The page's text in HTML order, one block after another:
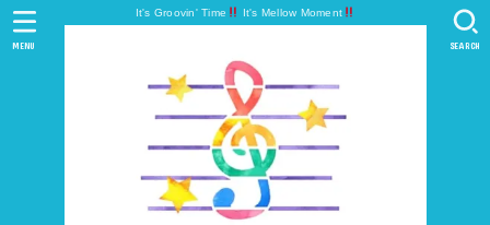
It's Groovin' Time It's Mellow Moment
SEARCH
MENU